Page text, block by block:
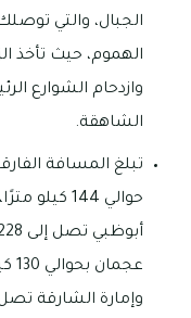
الجبال، والتي
الهموم، حيث تأخذ
وازدحام الشوارع
الشاهقة.
تبلغ المسافة
حوالي 144
وإمارة الشارقة تصل إلى 127